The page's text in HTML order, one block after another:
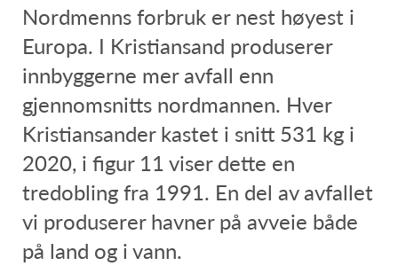
Nordmenns forbruk er nest høyest i
Europa. I Kristiansand produserer
innbyggerne mer avfall enn
gjennomsnitts nordmannen. Hver
Kristiansander kastet i snitt 531 kg i
2020, i figur 11 viser dette en
tredobling fra 1991. En del av avfallet
vi produserer havner på avveie både
på land og i vann.